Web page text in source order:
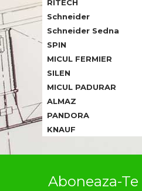
RITECH
Schneider
Schneider Sedna
SPIN
MICUL FERMIER
SILEN
MICUL PADURAR
ALMAZ
PANDORA
KNAUF
Aboneaza-